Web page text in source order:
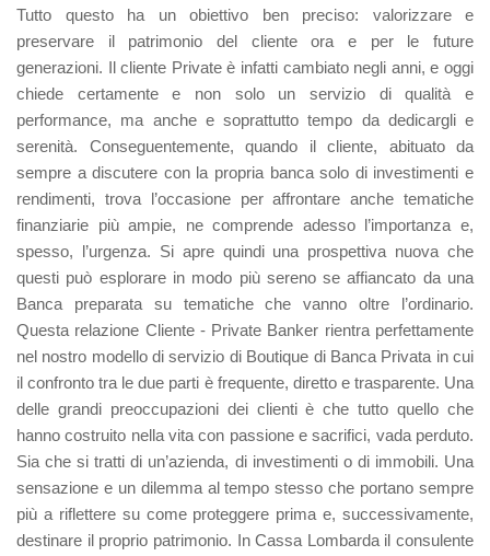
Tutto questo ha un obiettivo ben preciso: valorizzare e
preservare il patrimonio del cliente ora e per le future
generazioni. Il cliente Private è infatti cambiato negli anni, e oggi
chiede certamente e non solo un servizio di qualità e
performance, ma anche e soprattutto tempo da dedicargli e
serenità. Conseguentemente, quando il cliente, abituato da
sempre a discutere con la propria banca solo di investimenti e
rendimenti, trova l’occasione per affrontare anche tematiche
finanziarie più ampie, ne comprende adesso l’importanza e,
spesso, l’urgenza. Si apre quindi una prospettiva nuova che
questi può esplorare in modo più sereno se affiancato da una
Banca preparata su tematiche che vanno oltre l’ordinario.
Questa relazione Cliente - Private Banker rientra perfettamente
nel nostro modello di servizio di Boutique di Banca Privata in cui
il confronto tra le due parti è frequente, diretto e trasparente. Una
delle grandi preoccupazioni dei clienti è che tutto quello che
hanno costruito nella vita con passione e sacrifici, vada perduto.
Sia che si tratti di un’azienda, di investimenti o di immobili. Una
sensazione e un dilemma al tempo stesso che portano sempre
più a riflettere su come proteggere prima e, successivamente,
destinare il proprio patrimonio. In Cassa Lombarda il consulente